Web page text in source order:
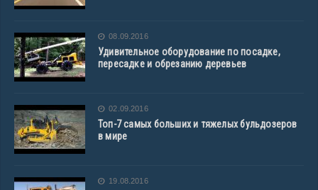
08.09.2016
Удивительное оборудование по посадке,
пересадке и обрезанию деревьев
02.09.2016
Топ-7 самых больших и тяжелых бульдозеров
в мире
19.08.2016